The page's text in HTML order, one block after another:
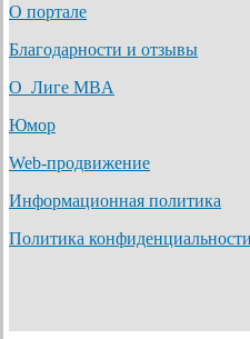
О портале
Благодарности и отзывы
О Лиге MBA
Юмор
Web-продвижение
Информационная политика
Политика конфиденциальности